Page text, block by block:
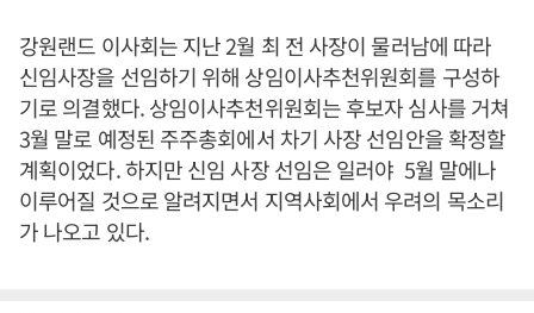
강원랜드 이사회는 지난 2월 최 전 사장이 물러남에 따라
신임사장을 선임하기 위해 상임이사추천위원회를 구성하
기로 의결했다. 상임이사추천위원회는 후보자 심사를 거쳐
3월 말로 예정된 주주총회에서 차기 사장 선임안을 확정할
계획이었다. 하지만 신임 사장 선임은 일러야 5월 말에나
이루어질 것으로 알려지면서 지역사회에서 우려의 목소리
가 나오고 있다.